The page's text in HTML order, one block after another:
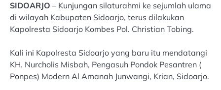
SIDOARJO – Kunjungan silaturahmi ke sejumlah ulama
di wilayah Kabupaten Sidoarjo, terus dilakukan
Kapolresta Sidoarjo Kombes Pol. Christian Tobing.
Kali ini Kapolresta Sidoarjo yang baru itu mendatangi
KH. Nurcholis Misbah, Pengasuh Pondok Pesantren (
Ponpes) Modern Al Amanah Junwangi, Krian, Sidoarjo.